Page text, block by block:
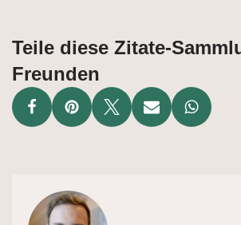
Teile diese Zitate-
Freunden